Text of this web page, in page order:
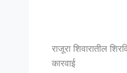
राजूरा शिवारातील
कारवाई